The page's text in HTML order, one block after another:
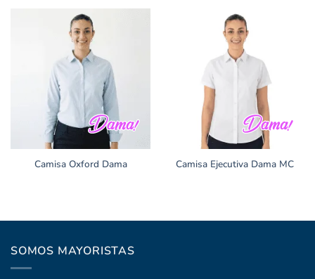
Camisa Oxford Dama Camisa Ejecutiva Dama MC
SOMOS MAYORISTAS